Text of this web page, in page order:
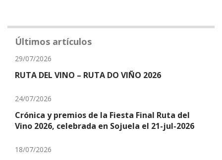
Últimos artículos
29/07/2026
RUTA DEL VINO – RUTA DO VIÑO 2026
24/07/2026
Crónica y premios de la Fiesta Final Ruta del
Vino 2026, celebrada en Sojuela el 21-jul-2026
18/07/2026